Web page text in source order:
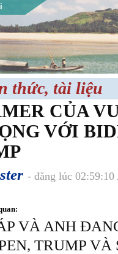
thức, tài liệu
CỦA
VỚI
- đăng lúc
VÀ ANH
TRUMP